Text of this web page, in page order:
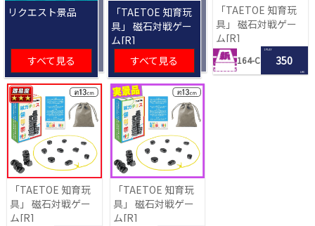
リクエスト景品
すべて見る
「TAETOE 知育玩
具」 磁石対戦ゲー
ム[R]
すべて見る
「TAETOE 知育玩
具」 磁石対戦ゲー
ム[R]
164-C
1 PLAY
350
LRC
「TAETOE 知育玩
具」 磁石対戦ゲー
ム[R]
「TAETOE 知育玩
具」 磁石対戦ゲー
ム[R]